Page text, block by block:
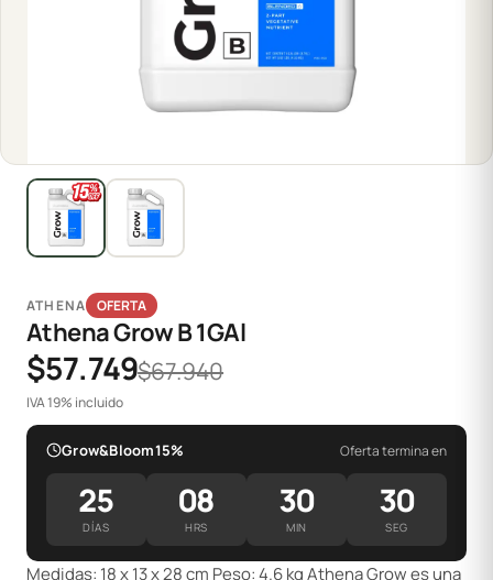
ATHENA OFERTA
Athena Grow B 1GAl
$57.749$67.940
IVA 19% incluido
Grow&Bloom15% Oferta termina en
25
DÍAS
08
HRS
30
MIN
30
SEG
Medidas: 18 x 13 x 28 cm Peso: 4.6 kg Athena Grow es una